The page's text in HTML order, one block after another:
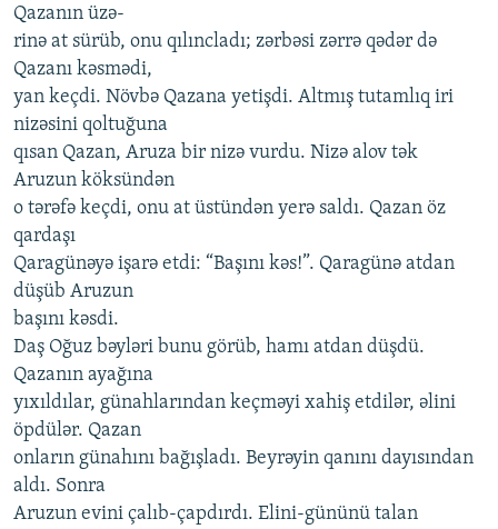
Qazanın üzə-
rinə at sürüb, onu qılıncladı; zərbəsi zərrə qədər də
Qazanı kəsmədi,
yan keçdi. Növbə Qazana yetişdi. Altmış tutamlıq iri
nizəsini qoltuğuna
qısan Qazan, Aruza bir nizə vurdu. Nizə alov tək
Aruzun köksündən
o tərəfə keçdi, onu at üstündən yerə saldı. Qazan öz
qardaşı
Qaragünəyə işarə etdi: “Başını kəs!”. Qaragünə atdan
düşüb Aruzun
başını kəsdi.
Daş Oğuz bəyləri bunu görüb, hamı atdan düşdü.
Qazanın ayağına
yıxıldılar, günahlarından keçməyi xahiş etdilər, əlini
öpdülər. Qazan
onların günahını bağışladı. Beyrəyin qanını dayısından
aldı. Sonra
Aruzun evini çalıb-çapdırdı. Elini-gününü talan